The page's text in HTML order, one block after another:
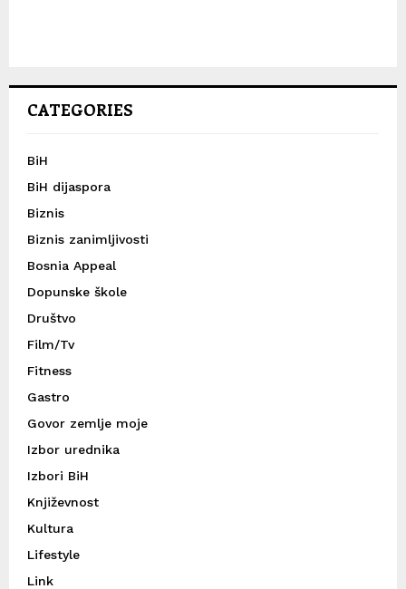
CATEGORIES
BiH
BiH dijaspora
Biznis
Biznis zanimljivosti
Bosnia Appeal
Dopunske škole
Društvo
Film/Tv
Fitness
Gastro
Govor zemlje moje
Izbor urednika
Izbori BiH
Književnost
Kultura
Lifestyle
Link